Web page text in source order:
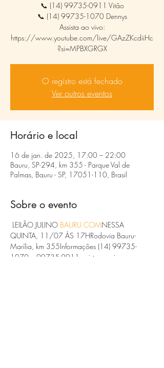
📞 (14) 99735-0911 Vitão
📞 (14) 99735-1070 Dennys
Assista ao vivo:
https://www.youtube.com/live/GAzZKcdiiHc
?si=MPBXGRGX
O registro está fechado
Ver outros eventos
Horário e local
16 de jan. de 2025, 17:00 – 22:00
Bauru, SP-294, km 355 - Parque Val de
Palmas, Bauru - SP, 17051-110, Brasil
Sobre o evento
LEILÃO JULINO BAURU.COMNESSA
QUINTA, 11/07 ÀS 17HRodovia Bauru-
Marília, km 355Informações (14) 99735-
1070 e 99735-0911assista ao vivo